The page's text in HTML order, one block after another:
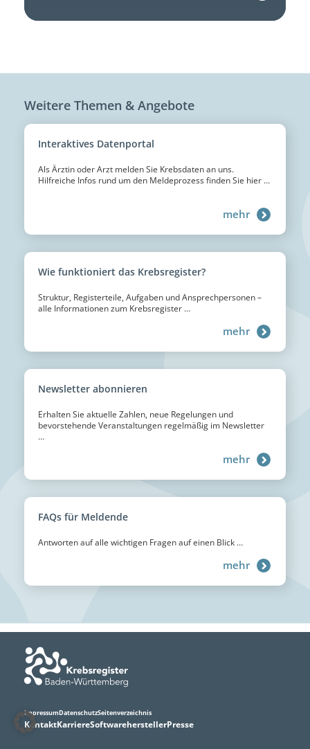
Weitere Themen & Angebote
Interaktives Datenportal
Als Ärztin oder Arzt melden Sie Krebsdaten an uns.
Hilfreiche Infos rund um den Meldeprozess finden Sie hier …
mehr
Wie funktioniert das Krebsregister?
Struktur, Registerteile, Aufgaben und Ansprechpersonen –
alle Informationen zum Krebsregister …
mehr
Newsletter abonnieren
Erhalten Sie aktuelle Zahlen, neue Regelungen und
bevorstehende Veranstaltungen regelmäßig im Newsletter
…
mehr
FAQs für Meldende
Antworten auf alle wichtigen Fragen auf einen Blick …
mehr
KontaktKarriereSoftwareherstellerPresse
ImpressumDatenschutzSeitenverzeichnis